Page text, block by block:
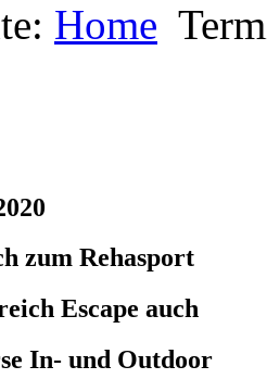
Home
zum Rehasport
Escape auch
In- und Outdoor